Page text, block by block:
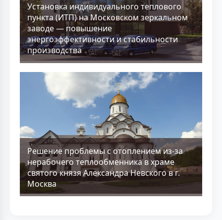
Установка индивидуального теплового
пункта (ИТП) на Московском зеркальном
заводе — повышение
энергоэффективности и стабильности
производства
Решение проблемы с отоплением из-за
нерабочего теплообменника в храме
святого князя Александра Невского в г.
Москва